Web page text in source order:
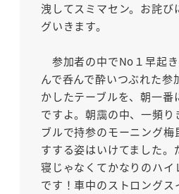
洩してスミマセン。お詫び
グいきます。
参加者の中でNo１早起
んで呑んで酔いつぶれた参
かしたテーブルを、朝一番
ですよ。朝靄の中、一頻り
ブルで持参のモーニング梅
すする姿はいけてました。
寝じゃなくてかなりのハイ
です！車中のストロングス